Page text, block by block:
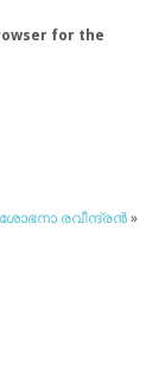
for the
ശോഭനാ രവീന്ദ്രന്‍»